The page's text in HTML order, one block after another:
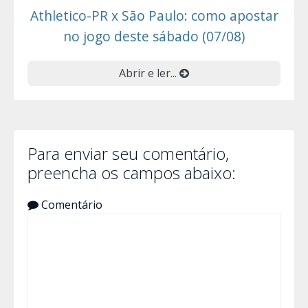
Athletico-PR x São Paulo: como apostar
no jogo deste sábado (07/08)
Abrir e ler...
Para enviar seu comentário,
preencha os campos abaixo:
Comentário